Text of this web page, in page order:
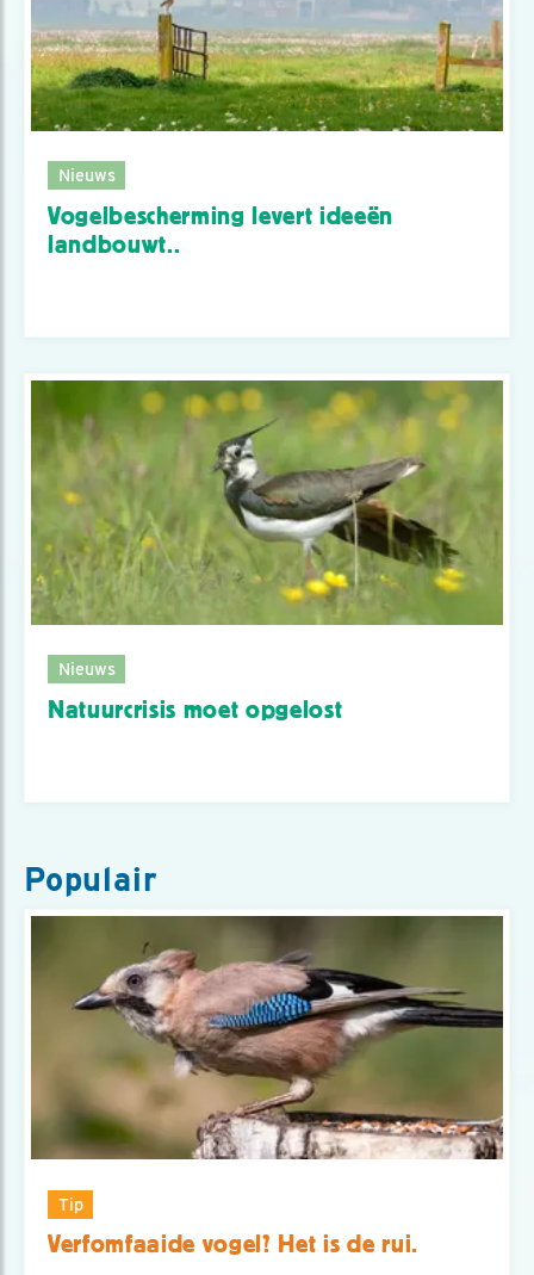
Nieuws
Vogelbescherming levert ideeën
landbouwt..
Nieuws
Natuurcrisis moet opgelost
Populair
Tip
Verfomfaaide vogel? Het is de rui.